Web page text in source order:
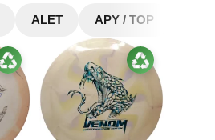
ALET APY / TOP